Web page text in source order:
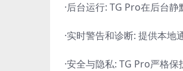
·后台运行: TG Pro在后台
·实时警告和诊断: 提供本地
·安全与隐私: TG Pro严格